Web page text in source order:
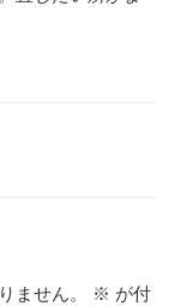
ません。 ※ が付